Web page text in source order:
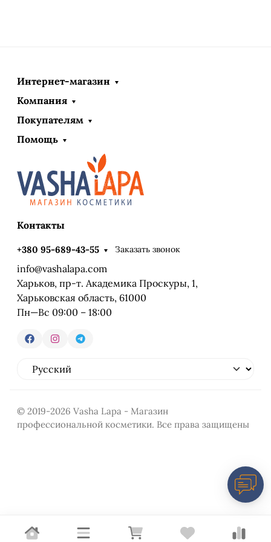
Интернет-магазин
Компания
Покупателям
Помощь
Контакты
+380 95-689-43-55 Заказать звонок
info@vashalapa.com
Харьков, пр-т. Академика Проскуры, 1,
Харьковская область, 61000
Пн—Вс 09:00 – 18:00
© 2019-2026 Vasha Lapa - Магазин
профессиональной косметики. Все права защищены